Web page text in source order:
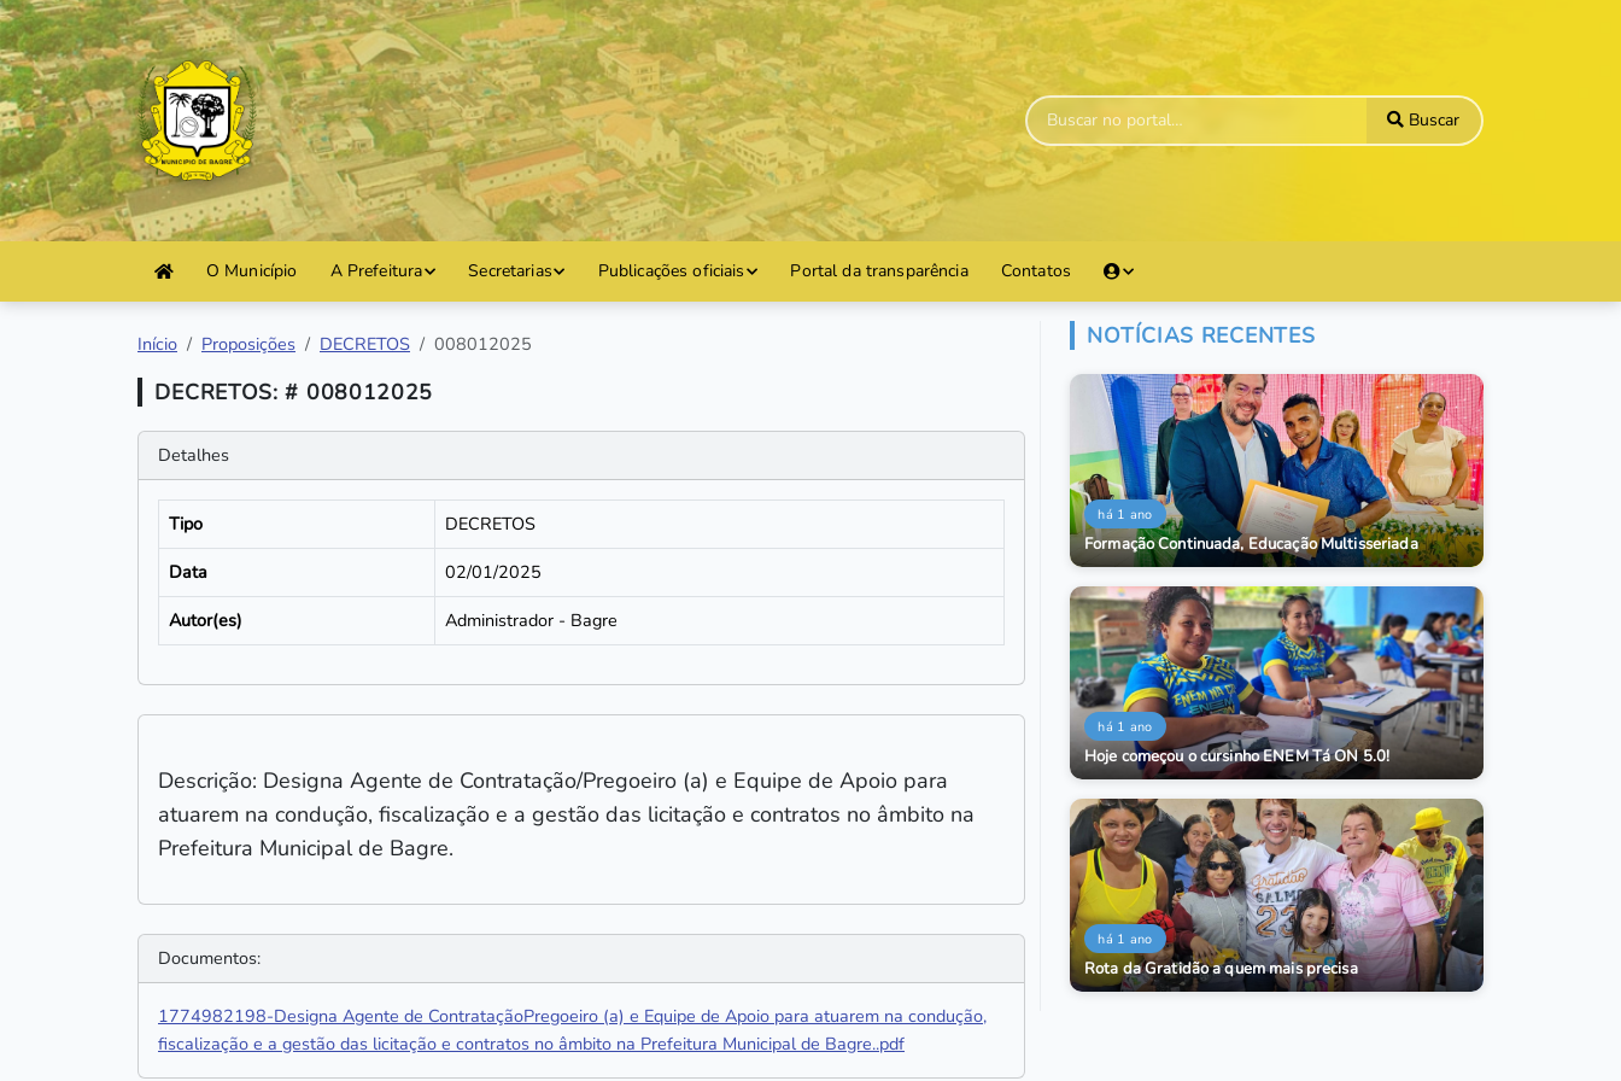
Buscar
O Município A Prefeitura Secretarias Publicações oficiais Portal da transparência Contatos
Início Proposições DECRETOS 008012025
DECRETOS: # 008012025
Detalhes
Tipo
DECRETOS
Data
02/01/2025
Autor(es)
Administrador - Bagre
Descrição: Designa Agente de Contratação/Pregoeiro (a) e Equipe de Apoio para
atuarem na condução, fiscalização e a gestão das licitação e contratos no âmbito na
Prefeitura Municipal de Bagre.
Documentos:
1774982198-Designa Agente de ContrataçãoPregoeiro (a) e Equipe de Apoio para atuarem na condução,
fiscalização e a gestão das licitação e contratos no âmbito na Prefeitura Municipal de Bagre..pdf
NOTÍCIAS RECENTES
há 1 ano
Formação Continuada, Educação Multisseriada
há 1 ano
Hoje começou o cursinho ENEM Tá ON 5.0!
há 1 ano
Rota da Gratidão a quem mais precisa